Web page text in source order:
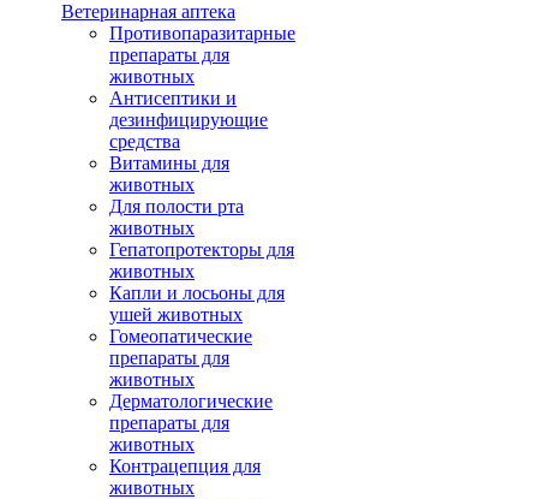
Ветеринарная аптека
Противопаразитарные
препараты для
животных
Антисептики и
дезинфицирующие
средства
Витамины для
животных
Для полости рта
животных
Гепатопротекторы для
животных
Капли и лосьоны для
ушей животных
Гомеопатические
препараты для
животных
Дерматологические
препараты для
животных
Контрацепция для
животных